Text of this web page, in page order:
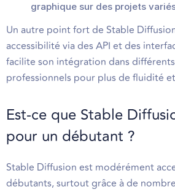
graphique sur des projets
Un autre point fort de Stable
accessibilité via des API et des
facilite son intégration dans
professionnels pour plus de fluidité
Est-ce que Stable
pour un débutant ?
Stable Diffusion est modérément
débutants, surtout grâce à de